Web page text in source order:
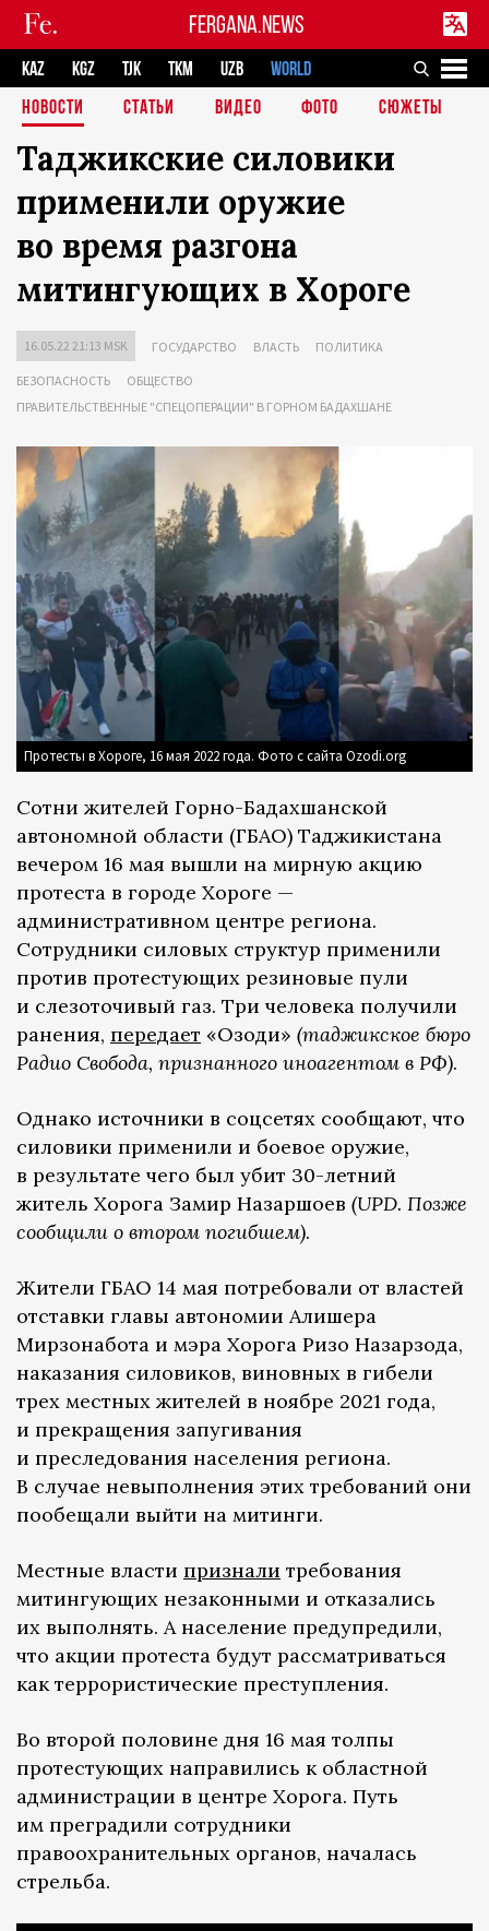
FERGANA.NEWS
KAZ KGZ TJK TKM UZB
WORLD
НОВОСТИ
СТАТЬИ ВИДЕО ФОТО СЮЖЕТЫ
Таджикские силовики
применили оружие
во время разгона
митингующих в Хороге
16.05.22 21:13 MSK ГОСУДАРСТВО ВЛАСТЬ ПОЛИТИКА
БЕЗОПАСНОСТЬ
ОБЩЕСТВО
ПРАВИТЕЛЬСТВЕННЫЕ "СПЕЦОПЕРАЦИИ" В ГОРНОМ БАДАХШАНЕ
Протесты в Хороге, 16 мая 2022 года. Фото с сайта Ozodi.org
Сотни жителей Горно-Бадахшанской
автономной области (ГБАО) Таджикистана
вечером 16 мая вышли на мирную акцию
протеста в городе Хороге —
административном центре региона.
Сотрудники силовых структур применили
против протестующих резиновые пули
и слезоточивый газ. Три человека получили
ранения, передает «Озоди» (таджикское бюро
Радио Свобода, признанного иноагентом в РФ).
Однако источники в соцсетях сообщают, что
силовики применили и боевое оружие,
в результате чего был убит 30-летний
житель Хорога Замир Назаршоев (UPD. Позже
сообщили о втором погибшем).
Жители ГБАО 14 мая потребовали от властей
отставки главы автономии Алишера
Мирзонабота и мэра Хорога Ризо Назарзода,
наказания силовиков, виновных в гибели
трех местных жителей в ноябре 2021 года,
и прекращения запугивания
и преследования населения региона.
В случае невыполнения этих требований они
пообещали выйти на митинги.
Местные власти признали требования
митингующих незаконными и отказались
их выполнять. А население предупредили,
что акции протеста будут рассматриваться
как террористические преступления.
Во второй половине дня 16 мая толпы
протестующих направились к областной
администрации в центре Хорога. Путь
им преградили сотрудники
правоохранительных органов, началась
стрельба.